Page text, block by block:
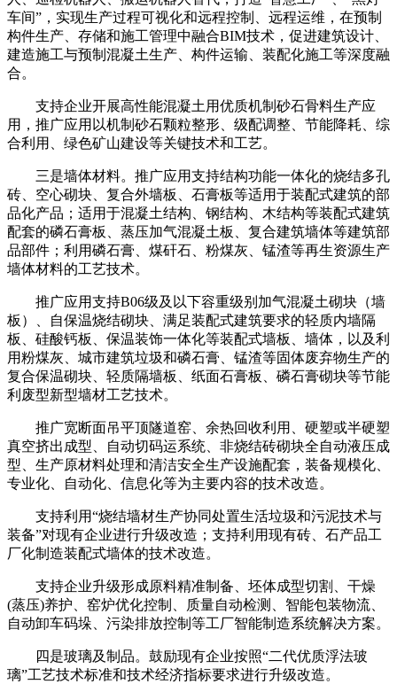
车间”，实现生产过程可视化和远程控制、远程运维，在预制
构件生产、存储和施工管理中融合BIM技术，促进建筑设计、
建造施工与预制混凝土生产、构件运输、装配化施工等深度融
合。
支持企业开展高性能混凝土用优质机制砂石骨料生产应
用，推广应用以机制砂石颗粒整形、级配调整、节能降耗、综
合利用、绿色矿山建设等关键技术和工艺。
三是墙体材料。推广应用支持结构功能一体化的烧结多孔
砖、空心砌块、复合外墙板、石膏板等适用于装配式建筑的部
品化产品；适用于混凝土结构、钢结构、木结构等装配式建筑
配套的磷石膏板、蒸压加气混凝土板、复合建筑墙体等建筑部
品部件；利用磷石膏、煤矸石、粉煤灰、锰渣等再生资源生产
墙体材料的工艺技术。
推广应用支持B06级及以下容重级别加气混凝土砌块（墙
板）、自保温烧结砌块、满足装配式建筑要求的轻质内墙隔
板、硅酸钙板、保温装饰一体化等装配式墙板、墙体，以及利
用粉煤灰、城市建筑垃圾和磷石膏、锰渣等固体废弃物生产的
复合保温砌块、轻质隔墙板、纸面石膏板、磷石膏砌块等节能
利废型新型墙材工艺技术。
推广宽断面吊平顶隧道窑、余热回收利用、硬塑或半硬塑
真空挤出成型、自动切码运系统、非烧结砖砌块全自动液压成
型、生产原材料处理和清洁安全生产设施配套，装备规模化、
专业化、自动化、信息化等为主要内容的技术改造。
支持利用“烧结墙材生产协同处置生活垃圾和污泥技术与
装备”对现有企业进行升级改造；支持利用现有砖、石产品工
厂化制造装配式墙体的技术改造。
支持企业升级形成原料精准制备、坯体成型切割、干燥
(蒸压)养护、窑炉优化控制、质量自动检测、智能包装物流、
自动卸车码垛、污染排放控制等工厂智能制造系统解决方案。
四是玻璃及制品。鼓励现有企业按照“二代优质浮法玻
璃”工艺技术标准和技术经济指标要求进行升级改造。